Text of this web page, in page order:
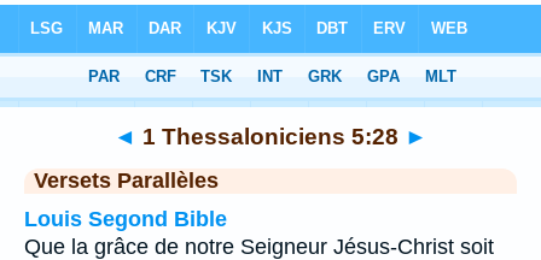
1 Thessaloniciens> Chapitre 5> Verset 28
◄ 1 Thessaloniciens 5:28 ►
Versets Parallèles
Louis Segond Bible
Que la grâce de notre Seigneur Jésus-Christ soit